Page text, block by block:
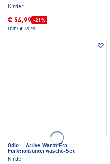
Kinder
€ 54,99 -21 %
UVP* € 69,99
Odlo · Active Warm Eco
Funktionsunterwäsche-Set
Kinder